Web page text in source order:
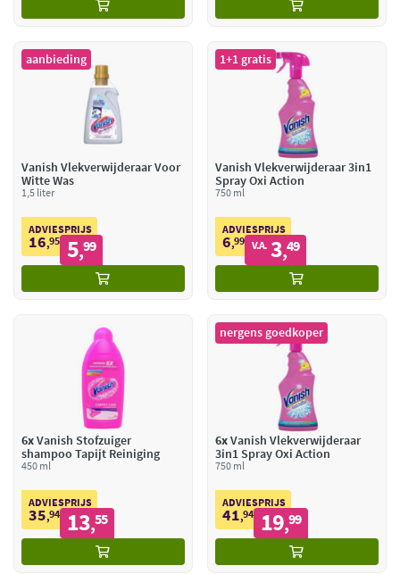
aanbieding
Vanish Vlekverwijderaar Voor
Witte Was
1,5 liter
ADVIESPRIJS
16,95 5,99
1+1 gratis
Vanish Vlekverwijderaar 3in1
Spray Oxi Action
750 ml
ADVIESPRIJS
6,99 V.A. 3,49
6xVanish Stofzuiger
shampoo Tapijt Reiniging
450 ml
ADVIESPRIJS
35,94 13,55
nergens goedkoper
6xVanish Vlekverwijderaar
3in1 Spray Oxi Action
750 ml
ADVIESPRIJS
41,94 19,99